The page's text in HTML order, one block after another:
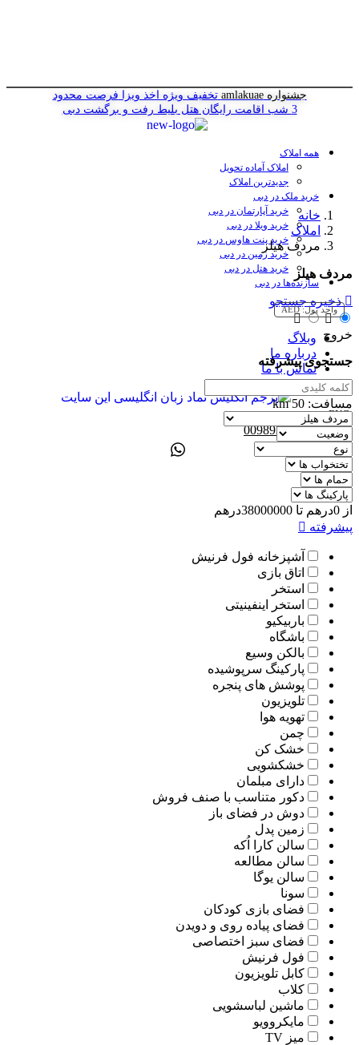
جشنواره amlakuae تخفیف ویژه اخذ ویزا فرصت محدود
3 شب اقامت رایگان هتل
بلیط رفت و برگشت دبی
همه املاک
املاک آماده تحویل
جدیدترین املاک
خرید ملک در دبی
خرید آپارتمان در دبی
خرید ویلا در دبی
خرید پنت هاوس در دبی
خرید زمین در دبی
خرید هتل در دبی
سازنده‌ها در دبی
واحد پول: AED
وبلاگ
درباره ما
تماس با ما
ENG
00989305885808
خانه
املاک
مردف هیلز
مردف هیلز
ذخیره جستجو
خروج
جستجوی پیشرفته
مسافت: 50
km
از 0درهم تا 38000000درهم
پیشرفته
آشپزخانه فول فرنیش
اتاق بازی
استخر
استخر اینفینیتی
باربیکیو
باشگاه
بالکن وسیع
پارکینگ سرپوشیده
پوشش های پنجره
تلویزیون
تهویه هوا
چمن
خشک کن
خشکشویی
دارای مبلمان
دکور متناسب با صنف فروش
دوش در فضای باز
زمین پدل
سالن کارا اُکه
سالن مطالعه
سالن یوگا
سونا
فضای بازی کودکان
فضای پیاده روی و دویدن
فضای سبز اختصاصی
فول فرنیش
کابل تلویزیون
کلاب
ماشین لباسشویی
مایکروویو
میز TV